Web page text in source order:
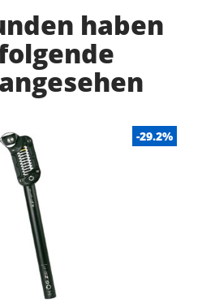
haben
-29.2%